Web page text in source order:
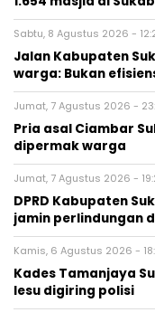
Sabtu, 8 Agustus 2026 -
Jalan Kabupaten
warga: Bukan
Jumat, 7 Agustus 2026 -
Pria asal Ciambar
dipermak warga
Jumat, 7 Agustus 2026 -
DPRD Kabupaten
jamin perlindungan
Kamis, 6 Agustus 2026 -
Kades Tamanjaya
lesu digiring polisi